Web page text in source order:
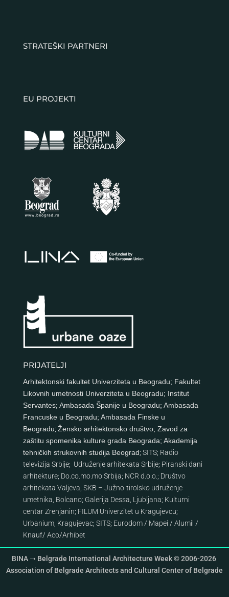
STRATEŠKI PARTNERI
EU PROJEKTI
PRIJATELJI
Arhitektonski fakultet Univerziteta u Beogradu; Fakultet
Likovnih umetnosti Univerziteta u Beogradu; Institut
Servantes; Ambasada Španije u Beogradu; Ambasada
Francuske u Beogradu; Ambasada Finske u
Beogradu; Žensko arhitektonsko društvo; Zavod za
zaštitu spomenika kulture grada Beograda; Akademija
tehničkih strukovnih studija Beograd; SITS; Radio
televizija Srbije; Udruženje arhitekata Srbije; Piranski dani
arhitekture; Do.co.mo.mo Srbija; NCR d.o.o. ; Društvo
arhitekata Valjeva; SKB – Južno-tirolsko udruženje
umetnika, Bolcano; Galerija Dessa, Ljubljana; Kulturni
centar Zrenjanin; FILUM Univerzitet u Kragujevcu;
Urbanium, Kragujevac; SITS; Eurodom/ Mapei / Alumil /
Knauf/ Aco/Arhibet
BINA ➝ Belgrade International Architecture Week © 2006-2026
Association of Belgrade Architects and Cultural Center of Belgrade